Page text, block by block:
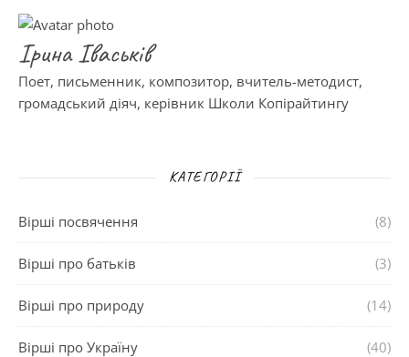
Ірина Іваськів
Поет, письменник, композитор, вчитель-методист,
громадський діяч, керівник Школи Копірайтингу
КАТЕГОРІЇ
Вірші посвячення (8)
Вірші про батьків (3)
Вірші про природу (14)
Вірші про Україну (40)